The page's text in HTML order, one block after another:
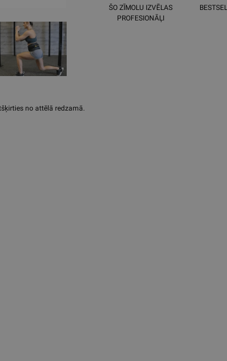
no attēlā redzamā.
ŠO ZĪMOLU IZVĒLAS
PROFESIONĀĻI